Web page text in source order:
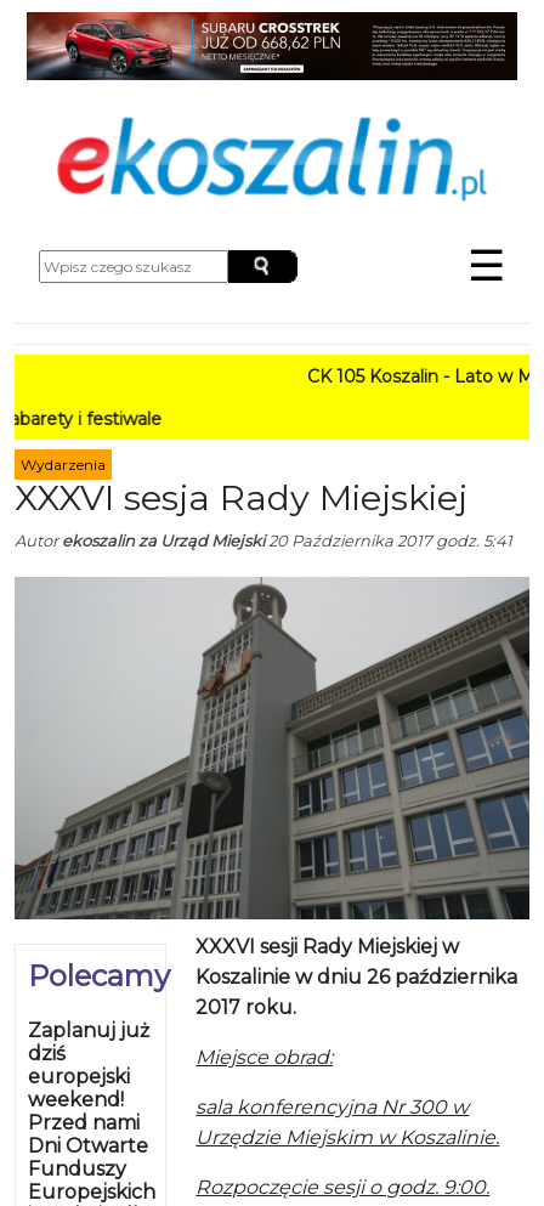
☰
CK 105 Koszalin - Lato w Mieście
Wydarzenia
XXXVI sesja Rady Miejskiej
Autorekoszalin za Urząd Miejski20 Października 2017 godz. 5:41
Polecamy
Zaplanuj już
dziś
europejski
weekend!
Przed nami
Dni Otwarte
Funduszy
Europejskich
XXXVI sesji Rady Miejskiej w
Koszalinie w dniu 26 października
2017 roku.
Miejsce obrad:
sala konferencyjna Nr 300 w
Urzędzie Miejskim w Koszalinie.
Rozpoczęcie sesji o godz. 9:00.